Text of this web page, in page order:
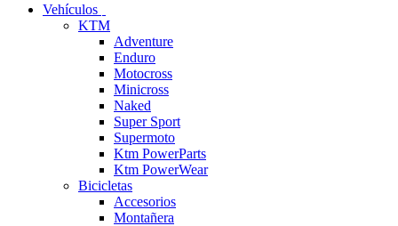
Vehículos
KTM
Adventure
Enduro
Motocross
Minicross
Naked
Super Sport
Supermoto
Ktm PowerParts
Ktm PowerWear
Bicicletas
Accesorios
Montañera